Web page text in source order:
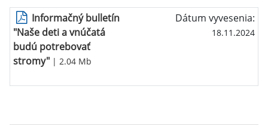
Informačný bulletín
"Naše deti a vnúčatá
budú potrebovať
stromy" | 2.04 Mb
Dátum vyvesenia:
18.11.2024